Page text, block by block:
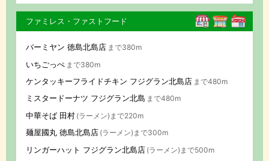
ファミレス・ファストフード
バーミヤン 徳島北島店 まで380m
いちごっぺ まで380m
ケンタッキーフライドチキン フジグラン北島店 まで480m
ミスタードーナツ フジグラン北島 まで480m
中華そば 田村 (ラーメン)まで220m
麺屋國丸 徳島北島店 (ラーメン)まで300m
リンガーハット フジグラン北島店 (ラーメン)まで500m